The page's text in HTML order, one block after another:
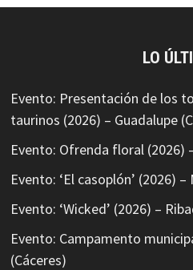
LO
Evento: Presentación de los
taurinos (2026) – Guadalupe
Evento: Ofrenda floral (2026)
Evento: ‘El casoplón’ (2026)
Evento: ‘Wicked’ (2026) –
Evento: Campamento
(Cáceres)